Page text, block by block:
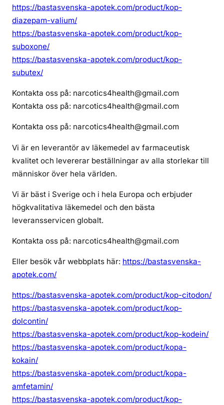
https://bastasvenska-apotek.com/product/kop-
diazepam-valium/
https://bastasvenska-apotek.com/product/kop-
suboxone/
https://bastasvenska-apotek.com/product/kop-
subutex/
Kontakta oss på: narcotics4health@gmail.com
Kontakta oss på: narcotics4health@gmail.com
Kontakta oss på: narcotics4health@gmail.com
Vi är en leverantör av läkemedel av farmaceutisk
kvalitet och levererar beställningar av alla storlekar till
människor över hela världen.
Vi är bäst i Sverige och i hela Europa och erbjuder
högkvalitativa läkemedel och den bästa
leveransservicen globalt.
Kontakta oss på: narcotics4health@gmail.com
Eller besök vår webbplats här: https://bastasvenska-
apotek.com/
https://bastasvenska-apotek.com/product/kop-citodon/
https://bastasvenska-apotek.com/product/kop-
dolcontin/
https://bastasvenska-apotek.com/product/kop-kodein/
https://bastasvenska-apotek.com/product/kopa-
kokain/
https://bastasvenska-apotek.com/product/kopa-
amfetamin/
https://bastasvenska-apotek.com/product/kop-